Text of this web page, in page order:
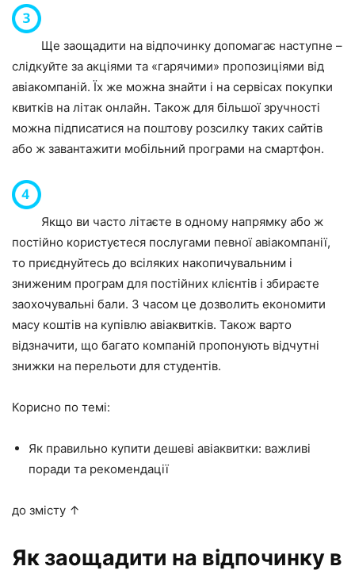
Ще заощадити на відпочинку допомагає наступне –
слідкуйте за акціями та «гарячими» пропозиціями від
авіакомпаній. Їх же можна знайти і на сервісах покупки
квитків на літак онлайн. Також для більшої зручності
можна підписатися на поштову розсилку таких сайтів
або ж завантажити мобільний програми на смартфон.
Якщо ви часто літаєте в одному напрямку або ж
постійно користуєтеся послугами певної авіакомпанії,
то приєднуйтесь до всіляких накопичувальним і
зниженим програм для постійних клієнтів і збираєте
заохочувальні бали. З часом це дозволить економити
масу коштів на купівлю авіаквитків. Також варто
відзначити, що багато компаній пропонують відчутні
знижки на перельоти для студентів.
Корисно по темі:
Як правильно купити дешеві авіаквитки: важливі
поради та рекомендації
до змісту ↑
Як заощадити на відпочинку в